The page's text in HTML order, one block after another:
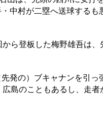
中村が二塁へ送球するも
ら登板した梅野雄吾は、
発の）ブキャナンを引っ
島のこともあるし、走者